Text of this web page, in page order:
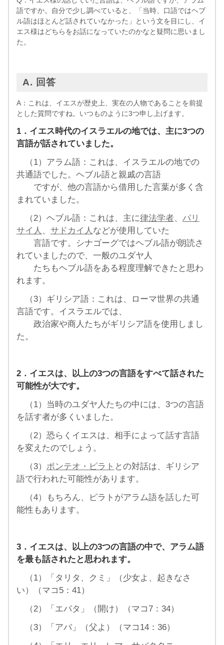
語ですか。自分で少し調べていると、「当時、口語ではヘブ
ル語はほとんど話されていなかった」という文を目にし、イ
エス様はどちらをお話になっていたのかなと疑問に思いまし
た。
A. 回答
A：これは、イエスが歴史上、実在の人物であることを前提
とした質問ですね。いつものように3つ申し上げます。
1．イエス時代のイスラエルの地では、主に3つの
言語が話されていました。
（1）アラム語：これは、イスラエルの地での
共通語でした。ヘブル語と親戚の言語
ですが、他の言語から借用した言葉が多く含
まれていました。
（2）ヘブル語：これは、主に律法学者、 パリ
サイ人 、 サドカイ人 などが使用していた
言語です。シナゴーグではヘブル語が朗読さ
れていましたので、一般のユダヤ人
たちもヘブル語をある程度理解できたと思わ
れます。
（3）ギリシア語：これは、ローマ世界の共通
言語です。イスラエルでは、
政治家や商人たちがギリシア語を使用しまし
た。
2．イエスは、以上の3つの言語をすべて話された
可能性が大です。
（1）当時のユダヤ人たちの中には、3つの言語
を話す者が多くいました。
（2）恐らくイエスは、相手によって話す言語
を変えたのでしょう。
（3） ポンテオ・ピラト との対話は、ギリシア
語で行われた可能性があります。
（4）もちろん、ピラトがアラム語を話した可
能性もあります。
3．イエスは、以上の3つの言語の中で、アラム語
を最も話されたと思われます。
（1）「タリタ、クミ」（少女よ、起きなさ
い）（マコ5：41）
（2）「エパタ」（開け）（マコ7：34）
（3）「アバ」（父よ）（マコ14：36）